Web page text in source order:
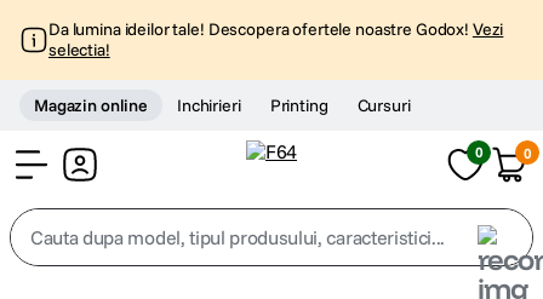
Da lumina ideilor tale! Descopera ofertele noastre Godox! Vezi
selectia!
Magazin online Inchirieri Printing Cursuri
0 0
Cauta dupa model, tipul produsului, caracteristici...